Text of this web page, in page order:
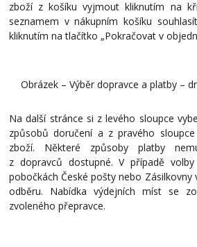
zboží z košíku vyjmout kliknutím na
seznamem v nákupním košíku
kliknutím na tlačítko „Pokračovat v
Obrázek – Výběr dopravce a platby –
Na další stránce si z levého sloupce
způsobů doručení a z pravého
zboží. Některé způsoby platby
z dopravců dostupné. V případě
pobočkách České pošty nebo
odběru. Nabídka výdejních míst se
zvoleného přepravce.